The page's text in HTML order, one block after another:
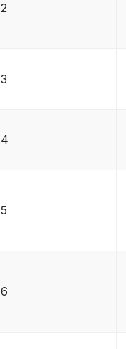
2
3
4
5
6